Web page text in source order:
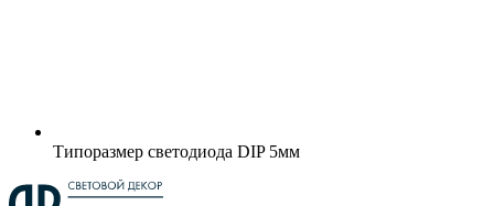
Типоразмер светодиода DIP 5мм